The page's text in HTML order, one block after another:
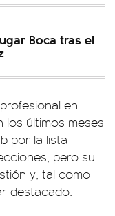
Boca tras el
en
los últimos meses
por la lista
pero su
y, tal como
destacado.